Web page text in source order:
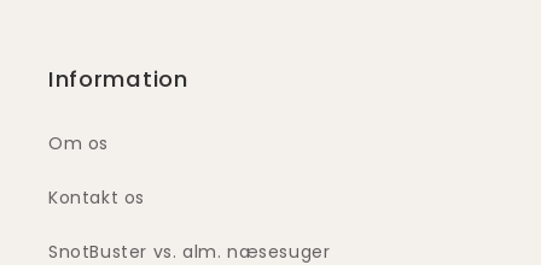
Information
Om os
Kontakt os
SnotBuster vs. alm. næsesuger